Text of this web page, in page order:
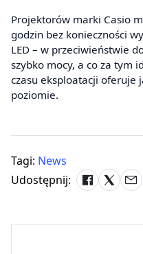
Projektorów marki Casio
godzin bez konieczności
LED – w przeciwieństwie
szybko mocy, a co za tym
czasu eksploatacji oferuje
poziomie.
Tagi: News
Udostępnij: